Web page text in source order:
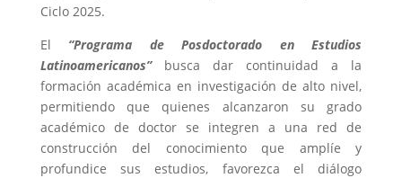
Ciclo 2025.
El “Programa de Posdoctorado en Estudios
Latinoamericanos”
busca dar continuidad a la
formación académica en investigación de alto nivel,
permitiendo que quienes alcanzaron su grado
académico de doctor se integren a una red de
construcción del conocimiento que amplíe y
profundice sus estudios, favorezca el diálogo